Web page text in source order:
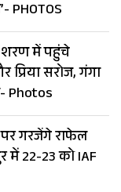
PHOTOS
शरण में पहुंचे
प्रिया सरोज, गंगा
Photos
गरजेंगे राफेल
22-23 को IAF